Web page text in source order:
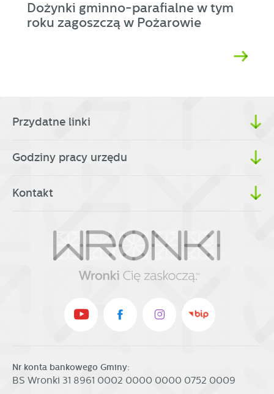
Dożynki gminno-parafialne w tym
roku zagoszczą w Pożarowie
Przydatne linki
Godziny pracy urzędu
Kontakt
Nr konta bankowego Gminy:
BS Wronki 31 8961 0002 0000 0000 0752 0009